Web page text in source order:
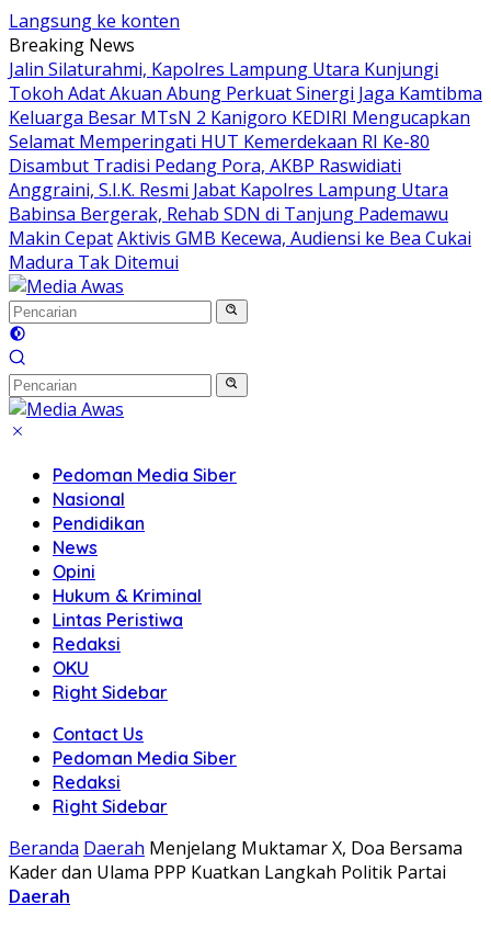
Langsung ke konten
Breaking News
Jalin Silaturahmi, Kapolres Lampung Utara Kunjungi
Tokoh Adat Akuan Abung Perkuat Sinergi Jaga Kamtibma
Keluarga Besar MTsN 2 Kanigoro KEDIRI Mengucapkan
Selamat Memperingati HUT Kemerdekaan RI Ke-80
Disambut Tradisi Pedang Pora, AKBP Raswidiati
Anggraini, S.I.K. Resmi Jabat Kapolres Lampung Utara
Babinsa Bergerak, Rehab SDN di Tanjung Pademawu
Makin CepatAktivis GMB Kecewa, Audiensi ke Bea Cukai
Madura Tak Ditemui
Pedoman Media Siber
Nasional
Pendidikan
News
Opini
Hukum & Kriminal
Lintas Peristiwa
Redaksi
OKU
Right Sidebar
Contact Us
Pedoman Media Siber
Redaksi
Right Sidebar
Beranda Daerah Menjelang Muktamar X, Doa Bersama
Kader dan Ulama PPP Kuatkan Langkah Politik Partai
Daerah